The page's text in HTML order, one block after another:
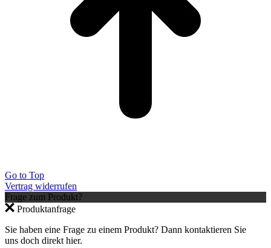
×
Go to Top
Vertrag widerrufen
Frage zum Produkt?
Produktanfrage
Sie haben eine Frage zu einem Produkt? Dann kontaktieren Sie
uns doch direkt hier.